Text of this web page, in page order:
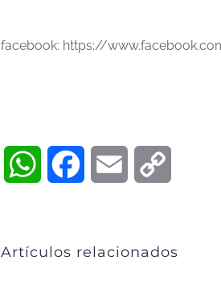
facebook: https://
WhatsAppFacebookEmail
Artículos relacionados